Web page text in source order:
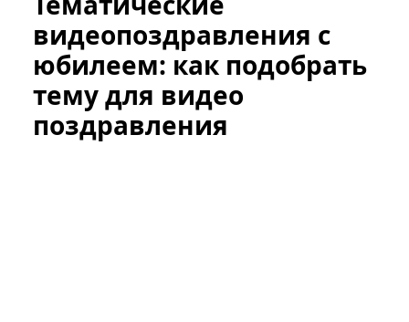
видеопоздравления с
юбилеем: как подобрать
тему для видео
поздравления